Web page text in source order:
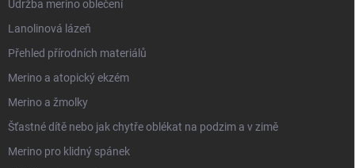
Údržba merino oblečení
Lanolinová lázeň
Přehled přírodních materiálů
Merino a atopický ekzém
Merino a žmolky
Šťastné dítě nebo jak chytře oblékat na podzim a v zimě
Merino pro klidný spánek